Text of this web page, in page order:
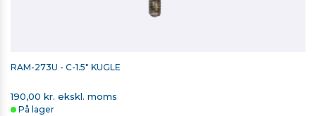
RAM-273U - C-1.5" KUGLE
190,00 kr. ekskl. moms
På lager